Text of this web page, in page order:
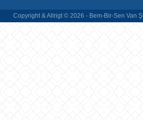
Copyright & Allrigt © 2026 - Bem-Bir-Sen Van